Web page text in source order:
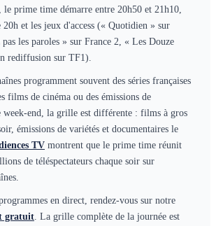
prime time démarre entre 20h50 et 21h10,
20h et les jeux d'access (« Quotidien » sur
les paroles » sur France 2, « Les Douze
rediffusion sur TF1).
programment souvent des séries françaises
films de cinéma ou des émissions de
week-end, la grille est différente : films à gros
émissions de variétés et documentaires le
TV montrent que le prime time réunit
de téléspectateurs chaque soir sur
en direct, rendez-vous sur notre
gratuit . La grille complète de la journée est